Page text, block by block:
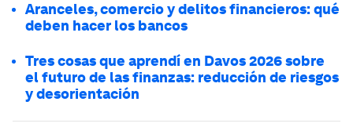
Aranceles, comercio y delitos financieros: qué
deben hacer los bancos
Tres cosas que aprendí en Davos 2026 sobre
el futuro de las finanzas: reducción de riesgos
y desorientación